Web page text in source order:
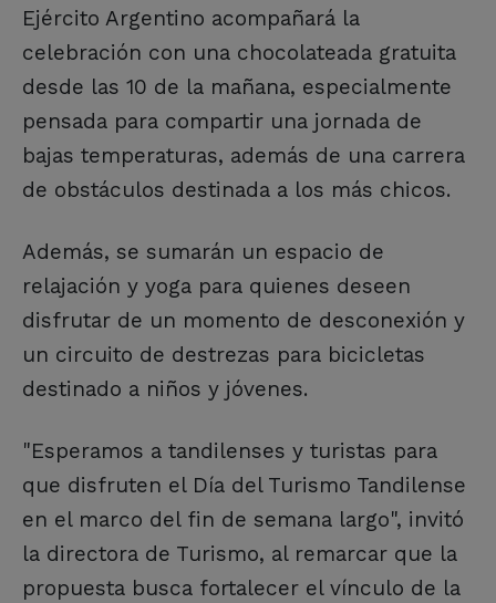
Ejército Argentino acompañará la
celebración con una chocolateada gratuita
desde las 10 de la mañana, especialmente
pensada para compartir una jornada de
bajas temperaturas, además de una carrera
de obstáculos destinada a los más chicos.
Además, se sumarán un espacio de
relajación y yoga para quienes deseen
disfrutar de un momento de desconexión y
un circuito de destrezas para bicicletas
destinado a niños y jóvenes.
"Esperamos a tandilenses y turistas para
que disfruten el Día del Turismo Tandilense
en el marco del fin de semana largo", invitó
la directora de Turismo, al remarcar que la
propuesta busca fortalecer el vínculo de la